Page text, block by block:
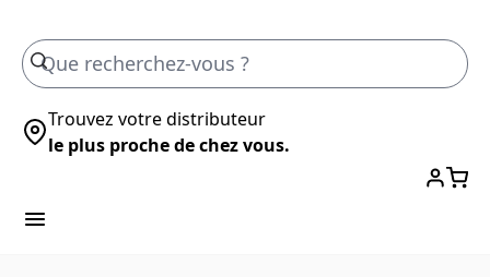
Trouvez votre distributeur
le plus proche de chez vous.